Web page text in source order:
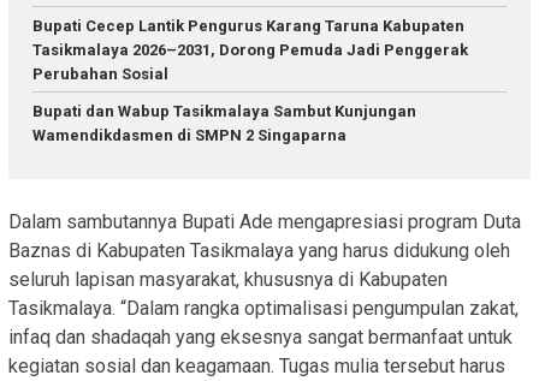
Bupati Cecep Lantik Pengurus Karang Taruna Kabupaten
Tasikmalaya 2026–2031, Dorong Pemuda Jadi Penggerak
Perubahan Sosial
Bupati dan Wabup Tasikmalaya Sambut Kunjungan
Wamendikdasmen di SMPN 2 Singaparna
Dalam sambutannya Bupati Ade mengapresiasi program Duta
Baznas di Kabupaten Tasikmalaya yang harus didukung oleh
seluruh lapisan masyarakat, khususnya di Kabupaten
Tasikmalaya. “Dalam rangka optimalisasi pengumpulan zakat,
infaq dan shadaqah yang eksesnya sangat bermanfaat untuk
kegiatan sosial dan keagamaan. Tugas mulia tersebut harus